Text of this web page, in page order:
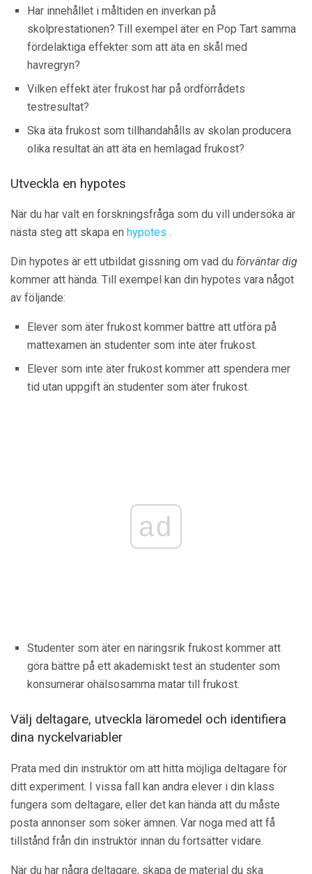
Har innehållet i måltiden en inverkan på
skolprestationen? Till exempel äter en Pop Tart samma
fördelaktiga effekter som att äta en skål med
havregryn?
Vilken effekt äter frukost har på ordförrådets
testresultat?
Ska äta frukost som tillhandahålls av skolan producera
olika resultat än att äta en hemlagad frukost?
Utveckla en hypotes
När du har valt en forskningsfråga som du vill undersöka är
nästa steg att skapa en hypotes .
Din hypotes är ett utbildat gissning om vad du förväntar dig
kommer att hända. Till exempel kan din hypotes vara något
av följande:
Elever som äter frukost kommer bättre att utföra på
mattexamen än studenter som inte äter frukost.
Elever som inte äter frukost kommer att spendera mer
tid utan uppgift än studenter som äter frukost.
ad
Studenter som äter en näringsrik frukost kommer att
göra bättre på ett akademiskt test än studenter som
konsumerar ohälsosamma matar till frukost.
Välj deltagare, utveckla läromedel och identifiera
dina nyckelvariabler
Prata med din instruktör om att hitta möjliga deltagare för
ditt experiment. I vissa fall kan andra elever i din klass
fungera som deltagare, eller det kan hända att du måste
posta annonser som söker ämnen. Var noga med att få
tillstånd från din instruktör innan du fortsätter vidare.
När du har några deltagare, skapa de material du ska